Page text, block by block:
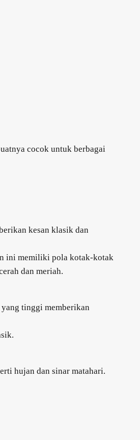
cocok untuk berbagai
kesan klasik dan
ini memiliki pola kotak-kotak
dan meriah.
tinggi memberikan
hujan dan sinar matahari.